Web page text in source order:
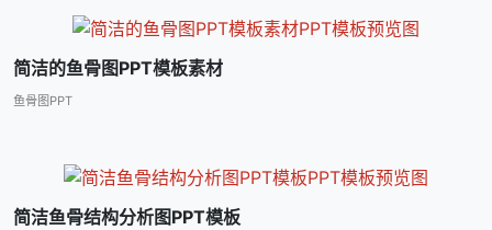
简洁的鱼骨图PPT模板素材
鱼骨图PPT
简洁鱼骨结构分析图PPT模板